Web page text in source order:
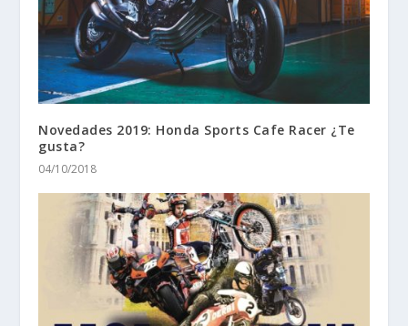
Novedades 2019: Honda Sports Cafe Racer ¿Te
gusta?
04/10/2018